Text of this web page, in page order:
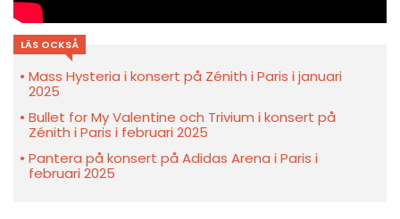
LÄS OCKSÅ
Mass Hysteria i konsert på Zénith i Paris i januari
2025
Bullet for My Valentine och Trivium i konsert på
Zénith i Paris i februari 2025
Pantera på konsert på Adidas Arena i Paris i
februari 2025